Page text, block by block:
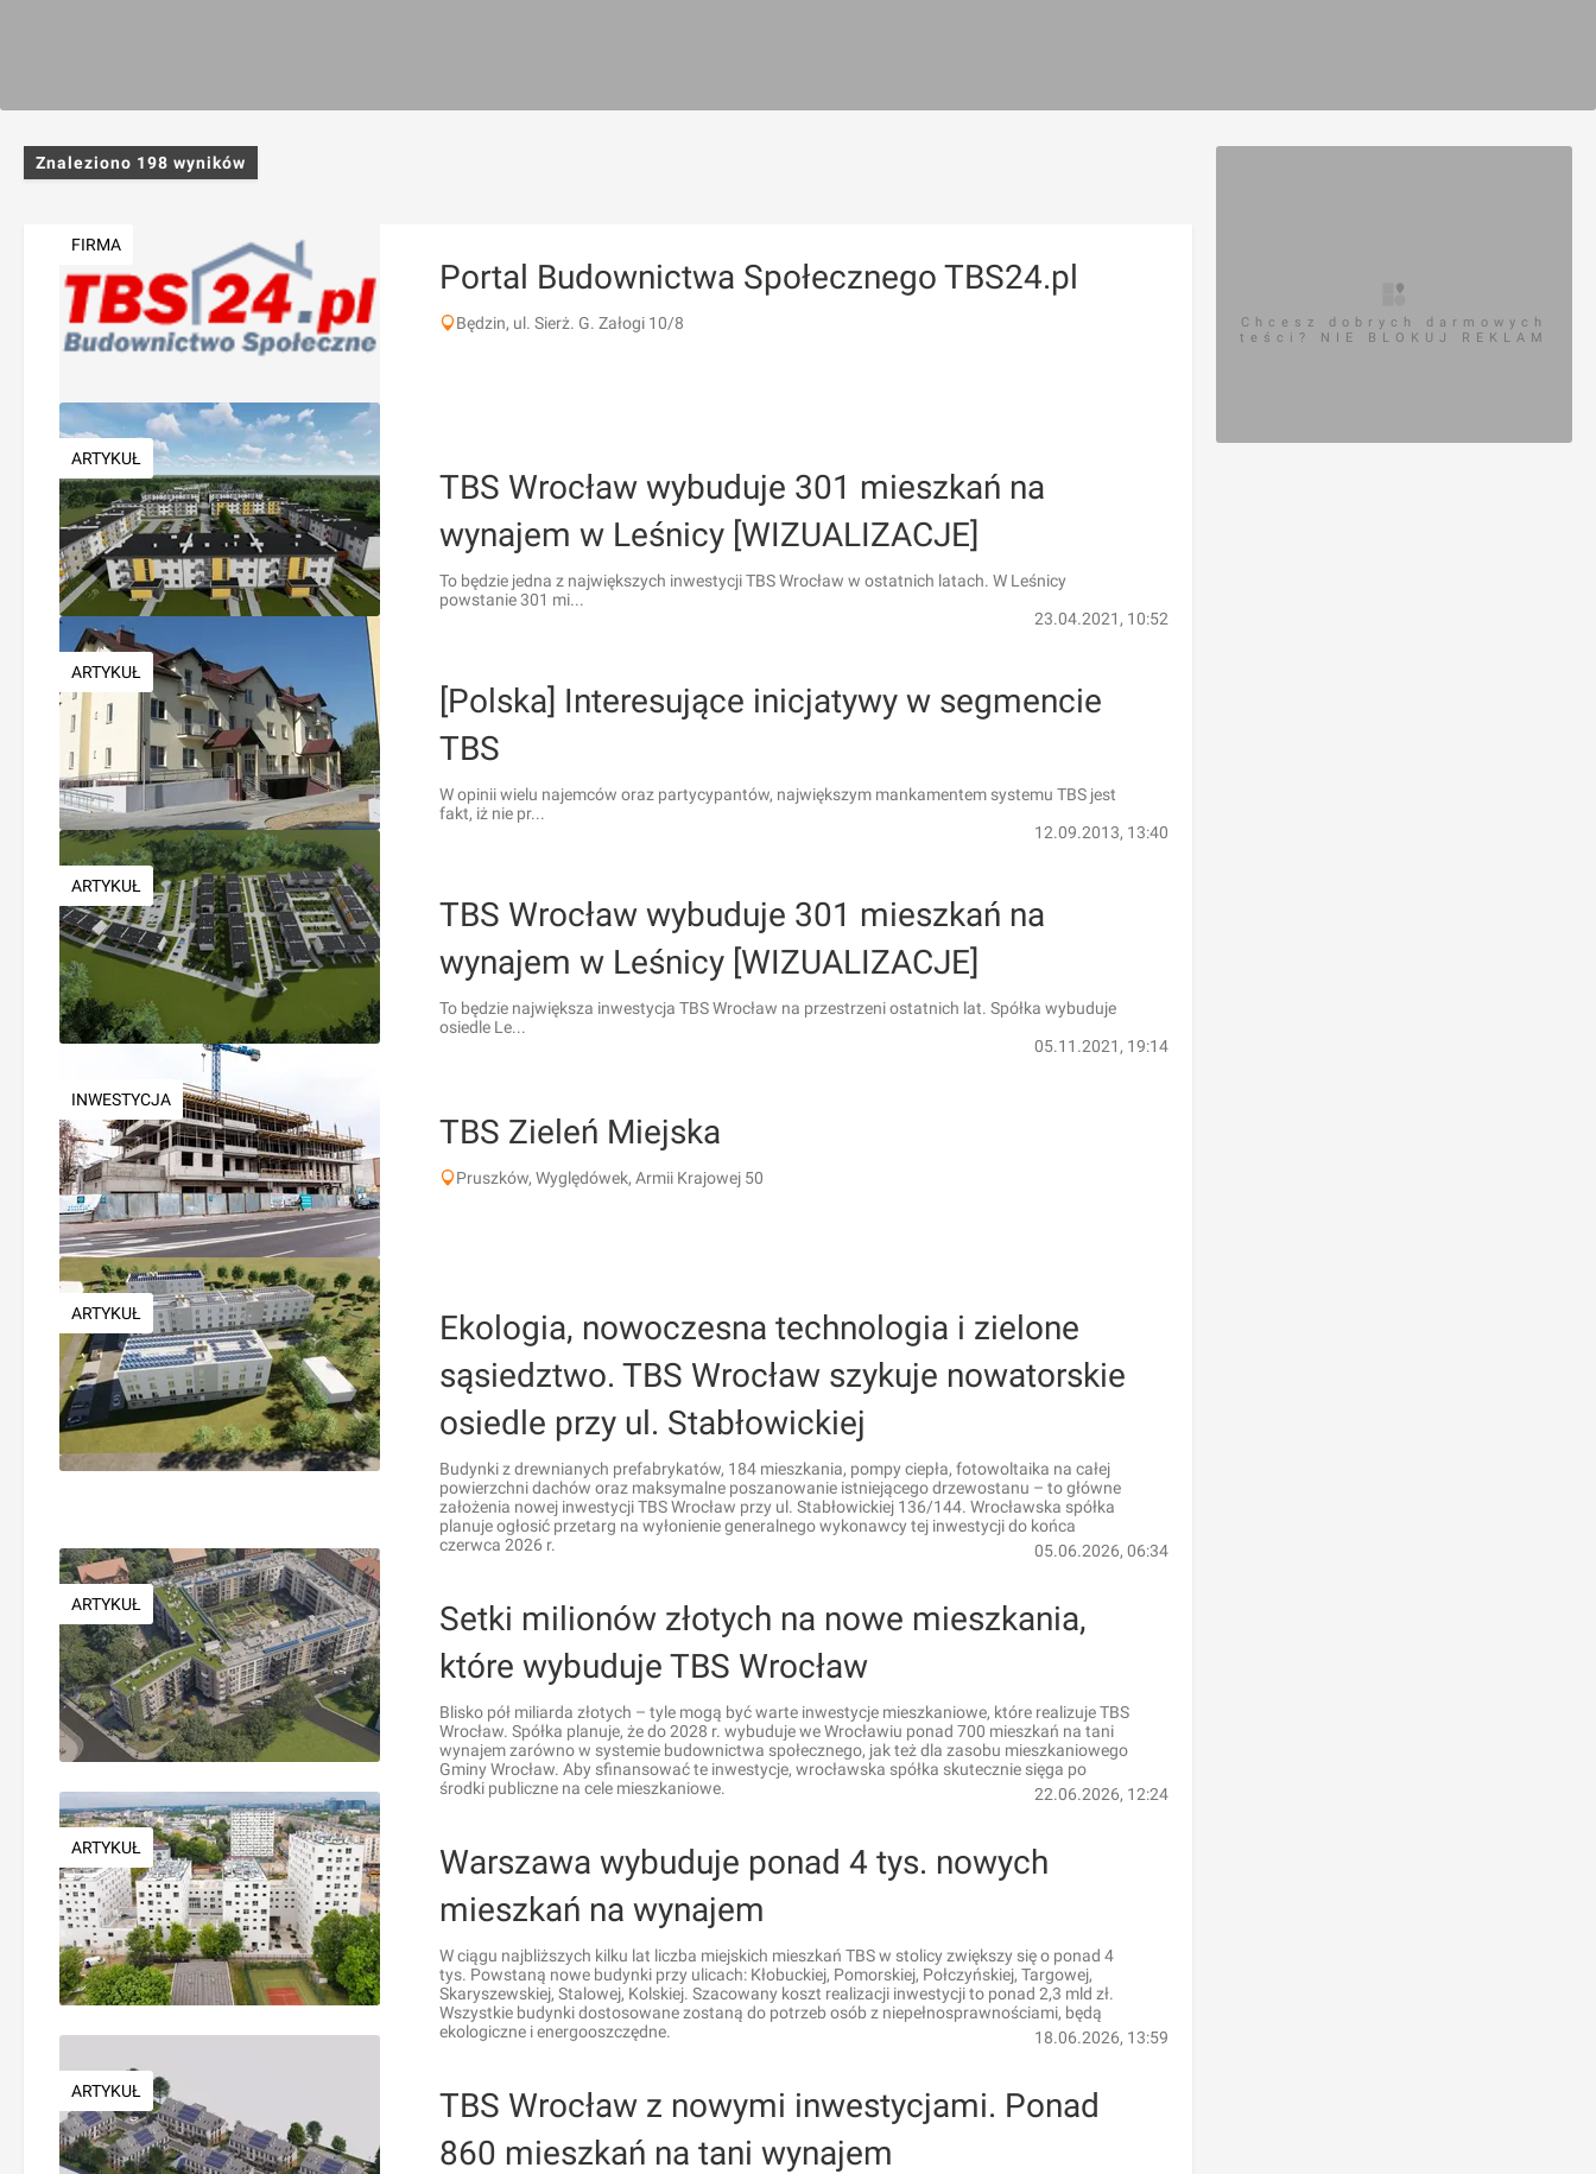
Znaleziono 198 wyników
FIRMA
Portal Budownictwa Społecznego TBS24.pl
Będzin, ul. Sierż. G. Załogi 10/8
ARTYKUŁ
TBS Wrocław wybuduje 301 mieszkań na
wynajem w Leśnicy [WIZUALIZACJE]
To będzie jedna z największych inwestycji TBS Wrocław w ostatnich latach. W Leśnicy
powstanie 301 mi...
23.04.2021, 10:52
ARTYKUŁ
[Polska] Interesujące inicjatywy w segmencie
TBS
W opinii wielu najemców oraz partycypantów, największym mankamentem systemu TBS jest
fakt, iż nie pr...
12.09.2013, 13:40
ARTYKUŁ
TBS Wrocław wybuduje 301 mieszkań na
wynajem w Leśnicy [WIZUALIZACJE]
To będzie największa inwestycja TBS Wrocław na przestrzeni ostatnich lat. Spółka wybuduje
osiedle Le...
05.11.2021, 19:14
INWESTYCJA
TBS Zieleń Miejska
Pruszków, Wyględówek, Armii Krajowej 50
ARTYKUŁ
Ekologia, nowoczesna technologia i zielone
sąsiedztwo. TBS Wrocław szykuje nowatorskie
osiedle przy ul. Stabłowickiej
Budynki z drewnianych prefabrykatów, 184 mieszkania, pompy ciepła, fotowoltaika na całej
powierzchni dachów oraz maksymalne poszanowanie istniejącego drzewostanu – to główne
założenia nowej inwestycji TBS Wrocław przy ul. Stabłowickiej 136/144. Wrocławska spółka
planuje ogłosić przetarg na wyłonienie generalnego wykonawcy tej inwestycji do końca
czerwca 2026 r.
05.06.2026, 06:34
ARTYKUŁ
Setki milionów złotych na nowe mieszkania,
które wybuduje TBS Wrocław
Blisko pół miliarda złotych – tyle mogą być warte inwestycje mieszkaniowe, które realizuje TBS
Wrocław. Spółka planuje, że do 2028 r. wybuduje we Wrocławiu ponad 700 mieszkań na tani
wynajem zarówno w systemie budownictwa społecznego, jak też dla zasobu mieszkaniowego
Gminy Wrocław. Aby sfinansować te inwestycje, wrocławska spółka skutecznie sięga po
środki publiczne na cele mieszkaniowe.
22.06.2026, 12:24
ARTYKUŁ
Warszawa wybuduje ponad 4 tys. nowych
mieszkań na wynajem
W ciągu najbliższych kilku lat liczba miejskich mieszkań TBS w stolicy zwiększy się o ponad 4
tys. Powstaną nowe budynki przy ulicach: Kłobuckiej, Pomorskiej, Połczyńskiej, Targowej,
Skaryszewskiej, Stalowej, Kolskiej. Szacowany koszt realizacji inwestycji to ponad 2,3 mld zł.
Wszystkie budynki dostosowane zostaną do potrzeb osób z niepełnosprawnościami, będą
ekologiczne i energooszczędne.
18.06.2026, 13:59
ARTYKUŁ
TBS Wrocław z nowymi inwestycjami. Ponad
860 mieszkań na tani wynajem
Chcesz dobrych darmowych
teści? NIE BLOKUJ REKLAM